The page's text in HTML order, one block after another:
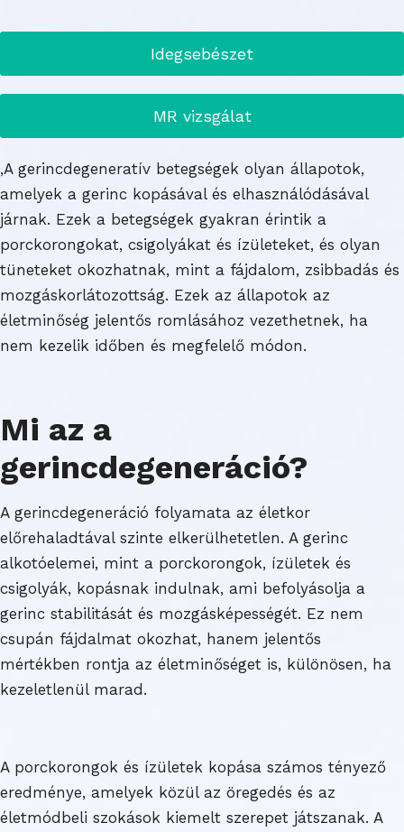
Idegsebészet
MR vizsgálat
,A gerincdegeneratív betegségek olyan állapotok,
amelyek a gerinc kopásával és elhasználódásával
járnak. Ezek a betegségek gyakran érintik a
porckorongokat, csigolyákat és ízületeket, és olyan
tüneteket okozhatnak, mint a fájdalom, zsibbadás és
mozgáskorlátozottság. Ezek az állapotok az
életminőség jelentős romlásához vezethetnek, ha
nem kezelik időben és megfelelő módon.
Mi az a
gerincdegeneráció?
A gerincdegeneráció folyamata az életkor
előrehaladtával szinte elkerülhetetlen. A gerinc
alkotóelemei, mint a porckorongok, ízületek és
csigolyák, kopásnak indulnak, ami befolyásolja a
gerinc stabilitását és mozgásképességét. Ez nem
csupán fájdalmat okozhat, hanem jelentős
mértékben rontja az életminőséget is, különösen, ha
kezeletlenül marad.
A porckorongok és ízületek kopása számos tényező
eredménye, amelyek közül az öregedés és az
életmódbeli szokások kiemelt szerepet játszanak. A